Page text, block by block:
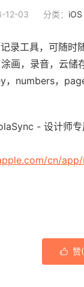
12-03 分类： iOS
录工具，可随时
画，录音，云储
numbers，
cn/
 赞(